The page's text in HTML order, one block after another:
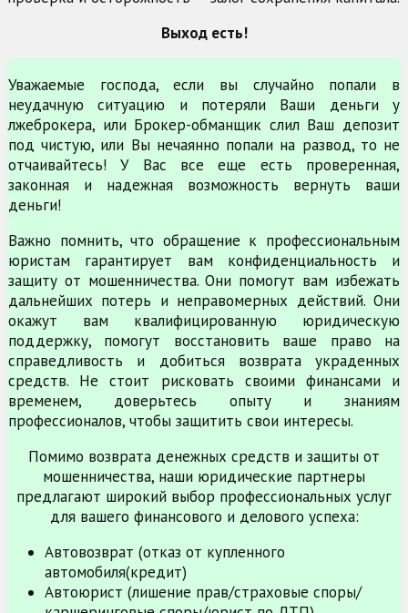
Выход есть!
Уважаемые господа, если вы случайно попали в
неудачную ситуацию и потеряли Ваши деньги у
лжеброкера, или Брокер-обманщик слил Ваш депозит
под чистую, или Вы нечаянно попали на развод, то не
отчаивайтесь! У Вас все еще есть проверенная,
законная и надежная возможность вернуть ваши
деньги!
Важно помнить, что обращение к профессиональным
юристам гарантирует вам конфиденциальность и
защиту от мошенничества. Они помогут вам избежать
дальнейших потерь и неправомерных действий. Они
окажут вам квалифицированную юридическую
поддержку, помогут восстановить ваше право на
справедливость и добиться возврата украденных
средств. Не стоит рисковать своими финансами и
временем, доверьтесь опыту и знаниям
профессионалов, чтобы защитить свои интересы.
Помимо возврата денежных средств и защиты от
мошенничества, наши юридические партнеры
предлагают широкий выбор профессиональных услуг
для вашего финансового и делового успеха:
Автовозврат (отказ от купленного
автомобиля(кредит)
Автоюрист (лишение прав/страховые споры/